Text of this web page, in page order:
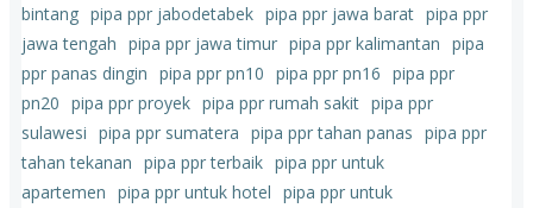
bintang pipa ppr jabodetabek pipa ppr jawa barat pipa ppr
jawa tengah pipa ppr jawa timur pipa ppr kalimantan pipa
ppr panas dingin pipa ppr pn10 pipa ppr pn16 pipa ppr
pn20 pipa ppr proyek pipa ppr rumah sakit pipa ppr
sulawesi pipa ppr sumatera pipa ppr tahan panas pipa ppr
tahan tekanan pipa ppr terbaik pipa ppr untuk
apartemen pipa ppr untuk hotel pipa ppr untuk